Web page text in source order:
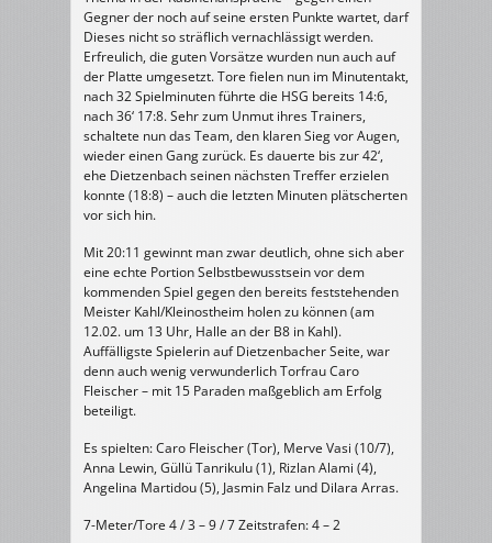
Gegner der noch auf seine ersten Punkte wartet, darf
Dieses nicht so sträflich vernachlässigt werden.
Erfreulich, die guten Vorsätze wurden nun auch auf
der Platte umgesetzt. Tore fielen nun im Minutentakt,
nach 32 Spielminuten führte die HSG bereits 14:6,
nach 36‘ 17:8. Sehr zum Unmut ihres Trainers,
schaltete nun das Team, den klaren Sieg vor Augen,
wieder einen Gang zurück. Es dauerte bis zur 42‘,
ehe Dietzenbach seinen nächsten Treffer erzielen
konnte (18:8) – auch die letzten Minuten plätscherten
vor sich hin.
Mit 20:11 gewinnt man zwar deutlich, ohne sich aber
eine echte Portion Selbstbewusstsein vor dem
kommenden Spiel gegen den bereits feststehenden
Meister Kahl/Kleinostheim holen zu können (am
12.02. um 13 Uhr, Halle an der B8 in Kahl).
Auffälligste Spielerin auf Dietzenbacher Seite, war
denn auch wenig verwunderlich Torfrau Caro
Fleischer – mit 15 Paraden maßgeblich am Erfolg
beteiligt.
Es spielten: Caro Fleischer (Tor), Merve Vasi (10/7),
Anna Lewin, Güllü Tanrikulu (1), Rizlan Alami (4),
Angelina Martidou (5), Jasmin Falz und Dilara Arras.
7-Meter/Tore 4 / 3 – 9 / 7 Zeitstrafen: 4 – 2